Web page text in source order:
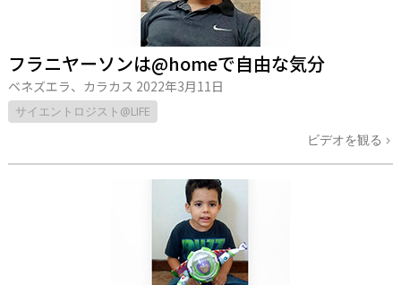
フラニヤーソンは@homeで自由な気分
ベネズエラ、カラカス 2022年3月11日
サイエントロジスト@LIFE
ビデオを観る